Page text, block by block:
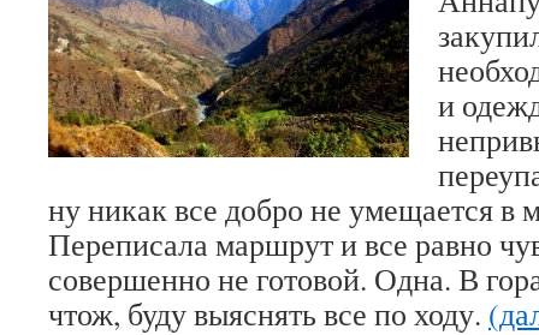
и
ну никак все добро не умещается в
Переписала маршрут и все равно
совершенно не готовой. Одна. В
чтож, буду выяснять все по ходу.